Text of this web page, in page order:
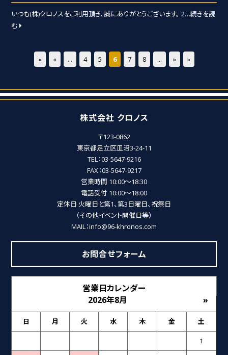
いつも(株)クロノスをご利用頂き、誠にありがとうございます。 2…続きを読
む
« « ... 4 5 6 7 8 ... » »
株式会社 クロノス
〒123-0862
東京都足立区皿沼3-24-11
TEL：03-5647-9216
FAX：03-5647-9217
営業時間 10:00～18:30
電話受付 10:00～18:00
定休日 火曜日と第1、第3日曜日、祝祭日
（その他イベント開催日等）
MAIL：info@96-khronos.com
お問合せフォーム
営業日カレンダー
2026年8月
»
日 月 火 水 木 金 土
1